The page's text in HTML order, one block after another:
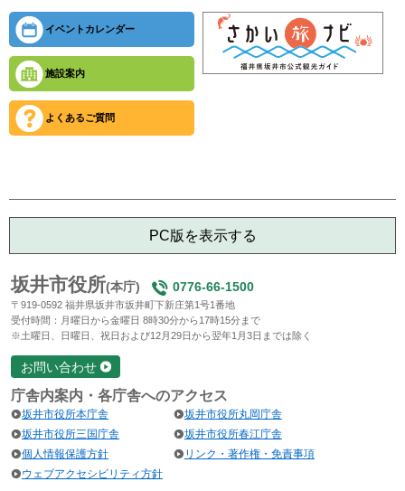
イベントカレンダー
施設案内
よくあるご質問
PC版を表示する
坂井市役所(本庁) 0776-66-1500
〒919-0592 福井県坂井市坂井町下新庄第1号1番地
受付時間：月曜日から金曜日 8時30分から17時15分まで
※土曜日、日曜日、祝日および12月29日から翌年1月3日までは除く
お問い合わせ
庁舎内案内・各庁舎へのアクセス
坂井市役所本庁舎
坂井市役所丸岡庁舎
坂井市役所三国庁舎
坂井市役所春江庁舎
個人情報保護方針
リンク・著作権・免責事項
ウェブアクセシビリティ方針